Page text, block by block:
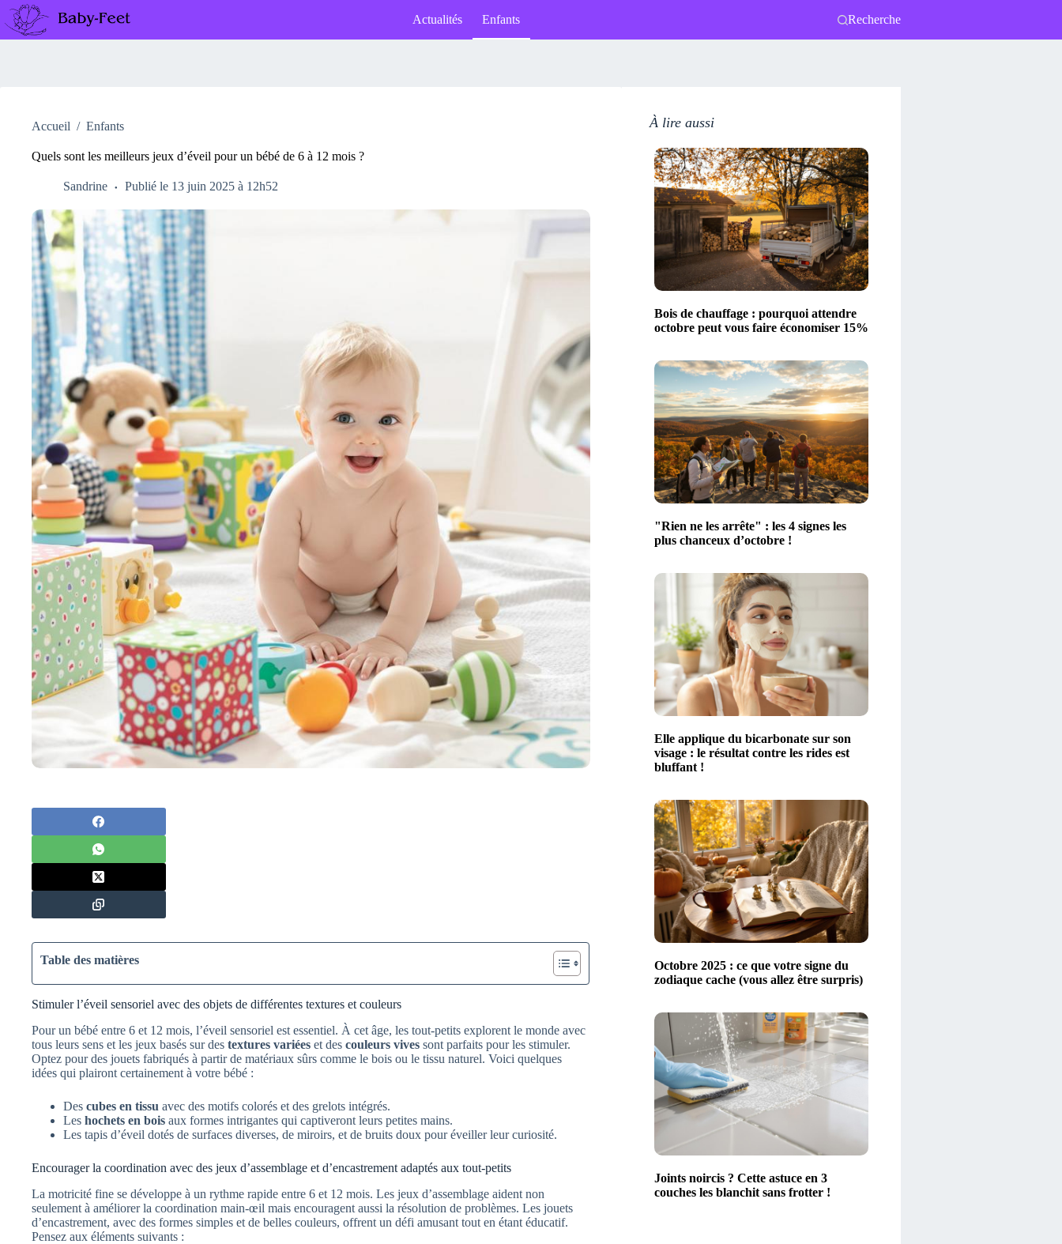
Passer
au
contenu
Actualités Enfants Recherche
Accueil / Enfants
Quels sont les meilleurs jeux d’éveil pour un bébé de 6 à 12 mois ?
Sandrine Publié le 13 juin 2025 à 12h52
Table des matières
Stimuler l’éveil sensoriel avec des objets de différentes textures et couleurs
Pour un bébé entre 6 et 12 mois, l’éveil sensoriel est essentiel. À cet âge, les tout-petits explorent le monde avec
tous leurs sens et les jeux basés sur des textures variées et des couleurs vives sont parfaits pour les stimuler.
Optez pour des jouets fabriqués à partir de matériaux sûrs comme le bois ou le tissu naturel. Voici quelques
idées qui plairont certainement à votre bébé :
Des cubes en tissu avec des motifs colorés et des grelots intégrés.
Les hochets en bois aux formes intrigantes qui captiveront leurs petites mains.
Les tapis d’éveil dotés de surfaces diverses, de miroirs, et de bruits doux pour éveiller leur curiosité.
Encourager la coordination avec des jeux d’assemblage et d’encastrement adaptés aux tout-petits
La motricité fine se développe à un rythme rapide entre 6 et 12 mois. Les jeux d’assemblage aident non
seulement à améliorer la coordination main-œil mais encouragent aussi la résolution de problèmes. Les jouets
d’encastrement, avec des formes simples et de belles couleurs, offrent un défi amusant tout en étant éducatif.
Pensez aux éléments suivants :
À lire aussi
Bois de chauffage : pourquoi attendre
octobre peut vous faire économiser 15%
"Rien ne les arrête" : les 4 signes les
plus chanceux d’octobre !
Elle applique du bicarbonate sur son
visage : le résultat contre les rides est
bluffant !
Octobre 2025 : ce que votre signe du
zodiaque cache (vous allez être surpris)
Joints noircis ? Cette astuce en 3
couches les blanchit sans frotter !